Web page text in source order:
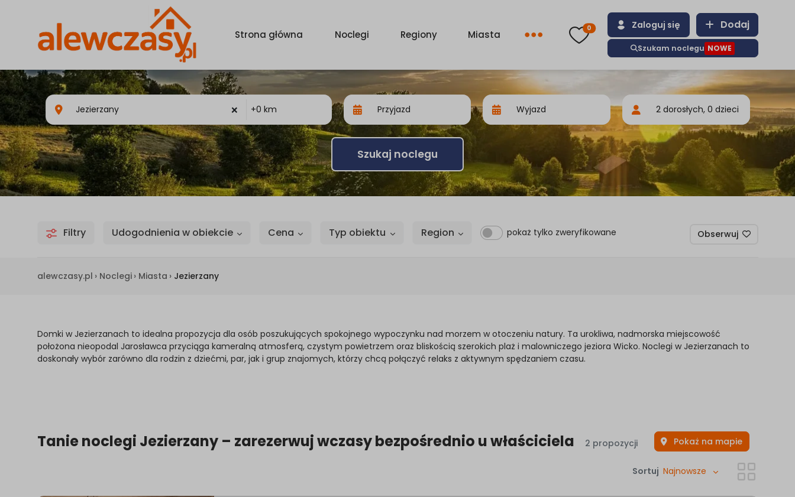
Strona główna Noclegi Regiony Miasta
0 Zaloguj się Dodaj
Szukam noclegu NOWE
×
Szukaj noclegu
Filtry Udogodnienia w obiekcie Cena Typ obiektu Region pokaż tylko zweryfikowane Obserwuj
alewczasy.pl › Noclegi › Miasta › Jezierzany
Domki w Jezierzanach to idealna propozycja dla osób poszukujących spokojnego wypoczynku nad morzem w otoczeniu natury. Ta urokliwa, nadmorska miejscowość
położona nieopodal Jarosławca przyciąga kameralną atmosferą, czystym powietrzem oraz bliskością szerokich plaż i malowniczego jeziora Wicko. Noclegi w Jezierzanach to
doskonały wybór zarówno dla rodzin z dziećmi, par, jak i grup znajomych, którzy chcą połączyć relaks z aktywnym spędzaniem czasu.
Tanie noclegi Jezierzany – zarezerwuj wczasy bezpośrednio u właściciela 2 propozycji Pokaż na mapie
Sortuj Najnowsze